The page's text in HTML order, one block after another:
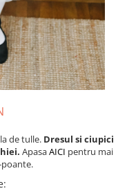
de tulle. Dresul si ciupici
ApasaAICI pentru mai
: